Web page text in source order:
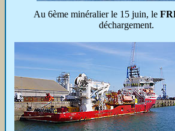
Au 6ème minéralier le 15 juin, le
déchargement.